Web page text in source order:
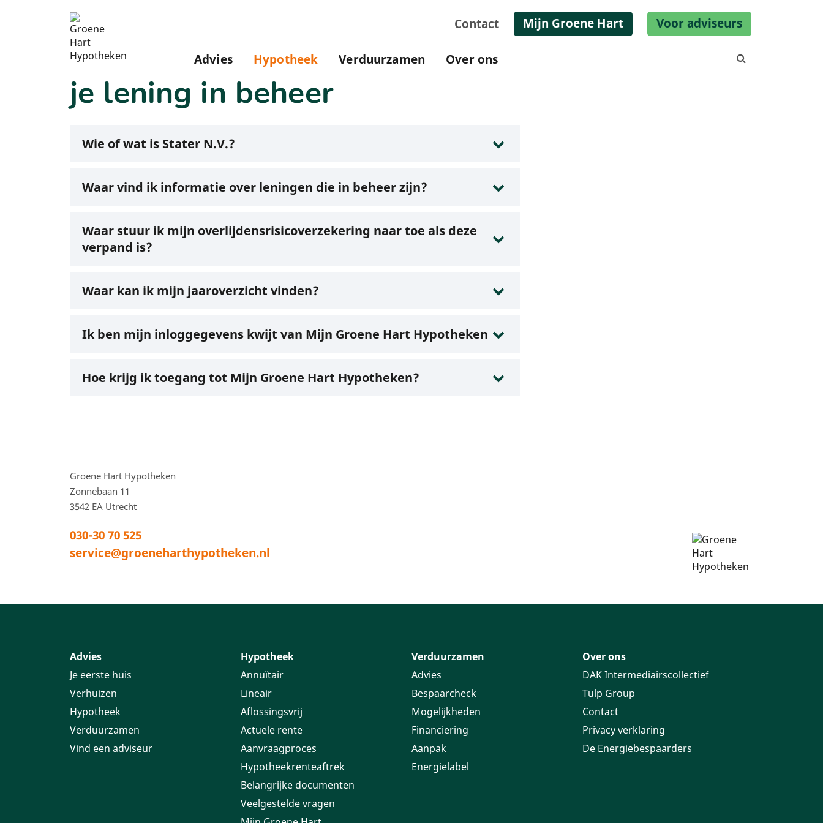
Advies Hypotheek Verduurzamen Over ons
Contact Mijn Groene Hart Voor adviseurs
je lening in beheer
je lening in beheer
Wie of wat is Stater N.V.?
Waar vind ik informatie over leningen die in beheer zijn?
Waar stuur ik mijn overlijdensrisicoverzekering naar toe als deze
verpand is?
Waar kan ik mijn jaaroverzicht vinden?
Ik ben mijn inloggegevens kwijt van Mijn Groene Hart Hypotheken
Hoe krijg ik toegang tot Mijn Groene Hart Hypotheken?
Groene Hart Hypotheken
Zonnebaan 11
3542 EA Utrecht
030-30 70 525
service@groeneharthypotheken.nl
Advies
Je eerste huis
Verhuizen
Hypotheek
Verduurzamen
Vind een adviseur
Hypotheek
Annuïtair
Lineair
Aflossingsvrij
Actuele rente
Aanvraagproces
Hypotheekrenteaftrek
Belangrijke documenten
Veelgestelde vragen
Verduurzamen
Advies
Bespaarcheck
Mogelijkheden
Financiering
Aanpak
Energielabel
Over ons
DAK Intermediairscollectief
Tulp Group
Contact
Privacy verklaring
De Energiebespaarders